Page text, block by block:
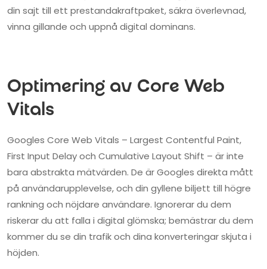
din sajt till ett prestandakraftpaket, säkra överlevnad,
vinna gillande och uppnå digital dominans.
Optimering av Core Web
Vitals
Googles Core Web Vitals – Largest Contentful Paint,
First Input Delay och Cumulative Layout Shift – är inte
bara abstrakta mätvärden. De är Googles direkta mått
på användarupplevelse, och din gyllene biljett till högre
rankning och nöjdare användare. Ignorerar du dem
riskerar du att falla i digital glömska; bemästrar du dem
kommer du se din trafik och dina konverteringar skjuta i
höjden.